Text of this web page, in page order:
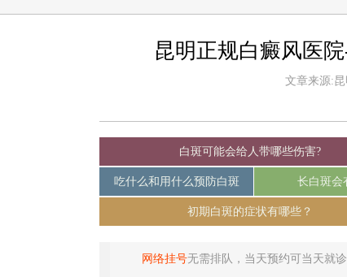
昆明正规白癜风医
文章来源:昆
白斑可能会给人带哪些伤害?
吃什么和用什么预防白斑 长白斑会
初期白斑的症状有哪些？
网络挂号无需排队，当天预约可当天就